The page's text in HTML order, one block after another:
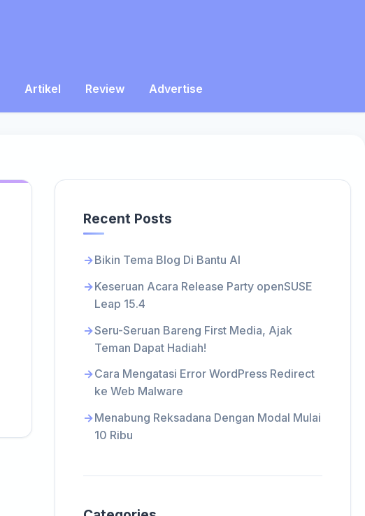
Artikel Review Advertise
Recent Posts
Bikin Tema Blog Di Bantu AI
Keseruan Acara Release Party openSUSE
Leap 15.4
Seru-Seruan Bareng First Media, Ajak
Teman Dapat Hadiah!
Cara Mengatasi Error WordPress Redirect
ke Web Malware
Menabung Reksadana Dengan Modal Mulai
10 Ribu